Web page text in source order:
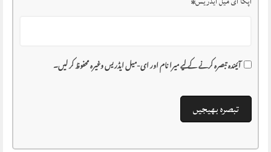
آئیندہ تبصرہ کرنے کے لیے میرا نام اور ای-میل ایڈریس وغیرہ محفوظ کر لیں۔